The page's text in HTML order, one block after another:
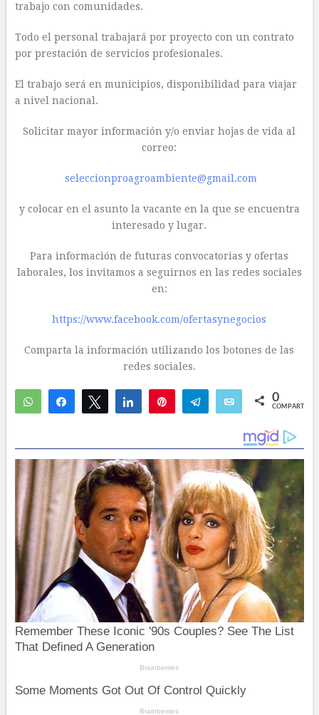
trabajo con comunidades.
Todo el personal trabajará por proyecto con un contrato
por prestación de servicios profesionales.
El trabajo será en municipios, disponibilidad para viajar
a nivel nacional.
Solicitar mayor información y/o enviar hojas de vida al
correo:
seleccionproagroambiente@gmail.com
y colocar en el asunto la vacante en la que se encuentra
interesado y lugar.
Para información de futuras convocatorias y ofertas
laborales, los invitamos a seguirnos en las redes sociales
en:
https://www.facebook.com/ofertasynegocios
Comparta la información utilizando los botones de las
redes sociales.
WhatsAppCompartirTwittear Compartir Telegram Email 0
COMPARTIR